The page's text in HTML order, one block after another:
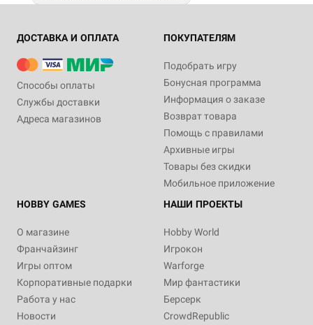
ДОСТАВКА И ОПЛАТА
Способы оплаты
Службы доставки
Адреса магазинов
ПОКУПАТЕЛЯМ
Подобрать игру
Бонусная программа
Информация о заказе
Возврат товара
Помощь с правилами
Архивные игры
Товары без скидки
Мобильное приложение
HOBBY GAMES
О магазине
Франчайзинг
Игры оптом
Корпоративные подарки
Работа у нас
Новости
НАШИ ПРОЕКТЫ
Hobby World
Игрокон
Warforge
Мир фантастики
Берсерк
CrowdRepublic